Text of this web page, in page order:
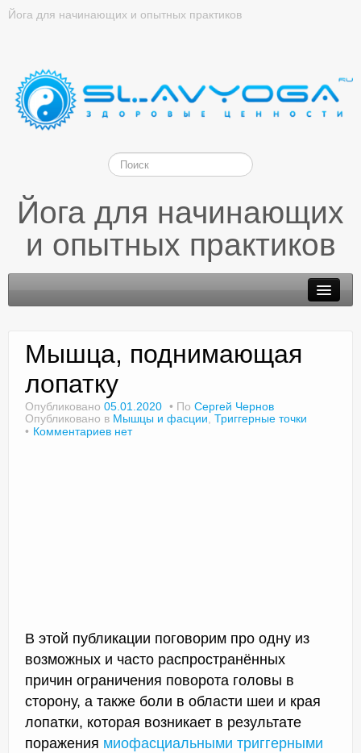
Йога для начинающих и опытных практиков
Йога для начинающих
и опытных практиков
Доктор Чернов
Мышца, поднимающая
лопатку
Опубликовано 05.01.2020 По Сергей Чернов
Опубликовано в Мышцы и фасции Триггерные точки
Комментариев нет
В этой публикации поговорим про одну из
возможных и часто распространённых
причин ограничения поворота головы в
сторону, а также боли в области шеи и края
лопатки, которая возникает в результате
поражения миофасциальными триггерными